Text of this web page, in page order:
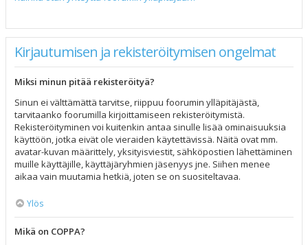
Kirjautumisen ja rekisteröitymisen ongelmat
Miksi minun pitää rekisteröityä?
Sinun ei välttämättä tarvitse, riippuu foorumin ylläpitäjästä,
tarvitaanko foorumilla kirjoittamiseen rekisteröitymistä.
Rekisteröityminen voi kuitenkin antaa sinulle lisää ominaisuuksia
käyttöön, jotka eivät ole vieraiden käytettävissä. Näitä ovat mm.
avatar-kuvan määrittely, yksityisviestit, sähköpostien lähettäminen
muille käyttäjille, käyttäjäryhmien jäsenyys jne. Siihen menee
aikaa vain muutamia hetkiä, joten se on suositeltavaa.
Ylös
Mikä on COPPA?